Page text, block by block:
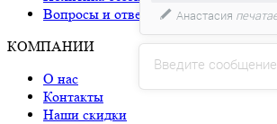
Вопросы и ответы
КОМПАНИИ
О нас
Контакты
Наши скидки
Введите сообщение
размером!)